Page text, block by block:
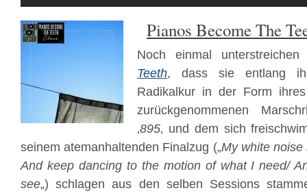
Pianos Become The
Noch einmal
Teeth, dass sie entlang
Radikalkur in der Form
zurückgenommenen
‚895‚ und dem sich
seinem atemanhaltenden Finalzug („My white
And keep dancing to the motion of what I need/
see„) schlagen aus den selben Sessions